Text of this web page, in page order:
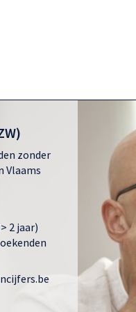
zonder
Vlaams
2 jaar)